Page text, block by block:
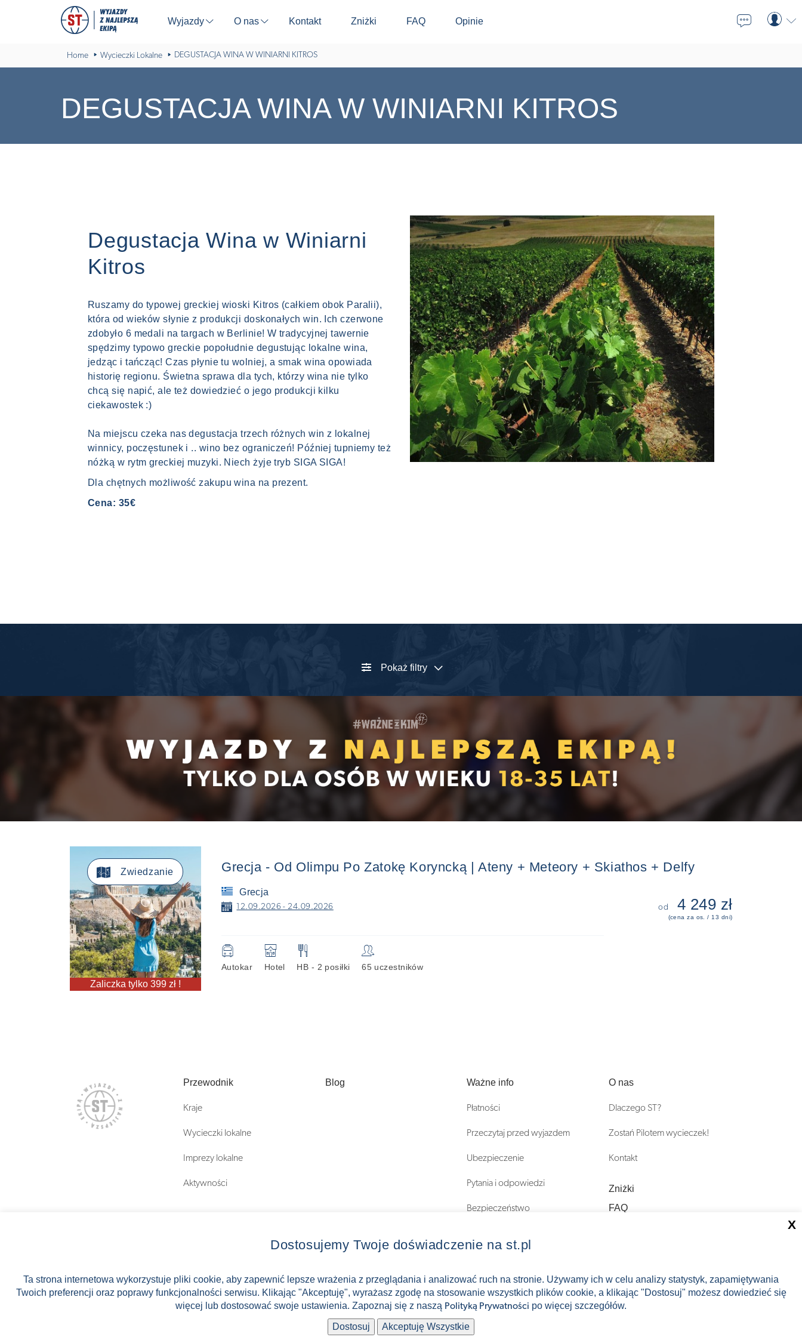
Wyjazdy ⬇ O nas ⬇ Kontakt Zniżki FAQ Opinie  ⬇
Home Wycieczki Lokalne DEGUSTACJA WINA W WINIARNI KITROS
DEGUSTACJA WINA W WINIARNI KITROS
Degustacja Wina w Winiarni
Kitros
Ruszamy do typowej greckiej wioski Kitros (całkiem obok Paralii),
która od wieków słynie z produkcji doskonałych win. Ich czerwone
zdobyło 6 medali na targach w Berlinie! W tradycyjnej tawernie
spędzimy typowo greckie popołudnie degustując lokalne wina,
jedząc i tańcząc! Czas płynie tu wolniej, a smak wina opowiada
historię regionu. Świetna sprawa dla tych, którzy wina nie tylko
chcą się napić, ale też dowiedzieć o jego produkcji kilku
ciekawostek :)
Na miejscu czeka nas degustacja trzech różnych win z lokalnej
winnicy, poczęstunek i .. wino bez ograniczeń! Później tupniemy też
nóżką w rytm greckiej muzyki. Niech żyje tryb SIGA SIGA!
Dla chętnych możliwość zakupu wina na prezent.
Cena: 35€
Pokaż filtry
Zaliczka tylko 399 zł !
Zwiedzanie
 Grecja - Od Olimpu Po Zatokę Koryncką | Ateny + Meteory + Skiathos + Delfy
Grecja
📅 12.09.2026 - 24.09.2026 od 4 249 zł
(cena za os. / 13 dni)
🚍
Autokar
🏨
Hotel
🍴
HB - 2 posiłki
👥
65 uczestników
Przewodnik
Kraje
Wycieczki lokalne
Imprezy lokalne
Aktywności
Blog Ważne info
Płatności
Przeczytaj przed wyjazdem
Ubezpieczenie
Pytania i odpowiedzi
Bezpieczeństwo
O nas
Dlaczego ST?
Zostań Pilotem wycieczek!
Kontakt
Zniżki
FAQ
Stock images by Depositphotos
Dostosujemy Twoje doświadczenie na st.pl
Ta strona internetowa wykorzystuje pliki cookie, aby zapewnić lepsze wrażenia z przeglądania i analizować ruch na stronie. Używamy ich w celu analizy statystyk, zapamiętywania
Twoich preferencji oraz poprawy funkcjonalności serwisu. Klikając "Akceptuję", wyrażasz zgodę na stosowanie wszystkich plików cookie, a klikając "Dostosuj" możesz dowiedzieć się
więcej lub dostosować swoje ustawienia. Zapoznaj się z naszą Polityką Prywatności po więcej szczegółów.
Dostosuj Akceptuję Wszystkie
X